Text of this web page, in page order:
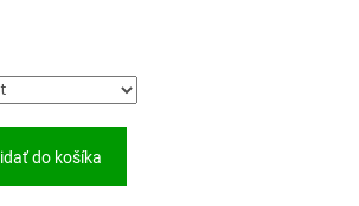
do košíka